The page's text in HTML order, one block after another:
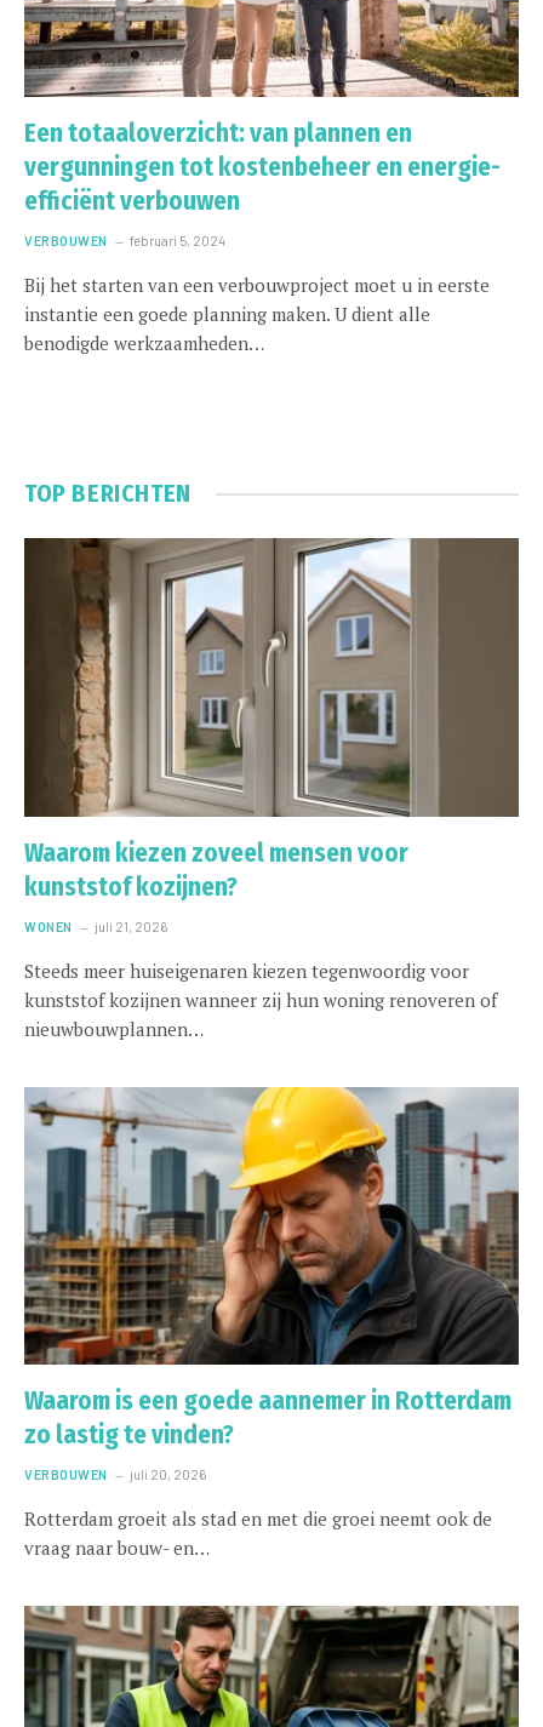
Een totaaloverzicht: van plannen en
vergunningen tot kostenbeheer en energie-
efficiënt verbouwen
VERBOUWEN februari 5, 2024
Bij het starten van een verbouwproject moet u in eerste
instantie een goede planning maken. U dient alle
benodigde werkzaamheden…
TOP BERICHTEN
Waarom kiezen zoveel mensen voor
kunststof kozijnen?
WONEN juli 21, 2026
Steeds meer huiseigenaren kiezen tegenwoordig voor
kunststof kozijnen wanneer zij hun woning renoveren of
nieuwbouwplannen…
Waarom is een goede aannemer in Rotterdam
zo lastig te vinden?
VERBOUWEN juli 20, 2026
Rotterdam groeit als stad en met die groei neemt ook de
vraag naar bouw- en…